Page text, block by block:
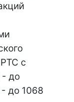
с
- до
до 1068